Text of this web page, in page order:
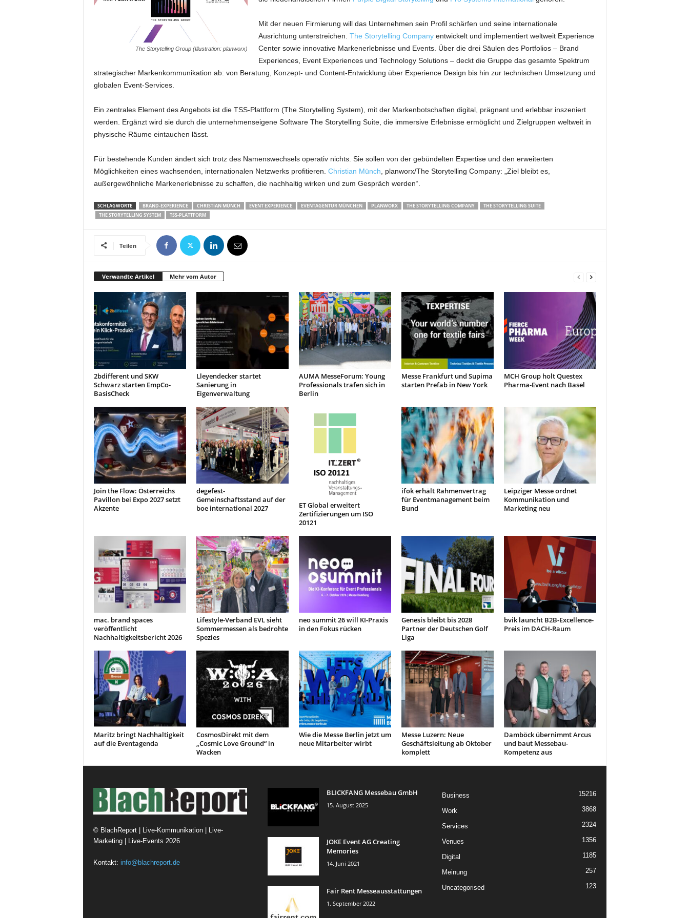
The Storytelling Group (Illustration: planworx)
Mit der neuen Firmierung will das Unternehmen sein Profil schärfen und seine internationale
Ausrichtung unterstreichen. The Storytelling Companyentwickelt und implementiert weltweit Experience
Center sowie innovative Markenerlebnisse und Events. Über die drei Säulen des Portfolios – Brand
Experiences, Event Experiences und Technology Solutions – deckt die Gruppe das gesamte Spektrum
strategischer Markenkommunikation ab: von Beratung, Konzept- und Content-Entwicklung über Experience Design bis hin zur technischen Umsetzung und
globalen Event-Services.
Ein zentrales Element des Angebots ist die TSS-Plattform (The Storytelling System), mit der Markenbotschaften digital, prägnant und erlebbar inszeniert
werden. Ergänzt wird sie durch die unternehmenseigene Software The Storytelling Suite, die immersive Erlebnisse ermöglicht und Zielgruppen weltweit in
physische Räume eintauchen lässt.
Für bestehende Kunden ändert sich trotz des Namenswechsels operativ nichts. Sie sollen von der gebündelten Expertise und den erweiterten
Möglichkeiten eines wachsenden, internationalen Netzwerks profitieren. Christian Münch , planworx/The Storytelling Company: „Ziel bleibt es,
außergewöhnliche Markenerlebnisse zu schaffen, die nachhaltig wirken und zum Gespräch werden“.
SCHLAGWORTE BRAND-EXPERIENCE CHRISTIAN MÜNCH EVENT EXPERIENCE EVENTAGENTUR MÜNCHEN PLANWORX THE STORYTELLING COMPANY
THE STORYTELLING SUITE
THE STORYTELLING SYSTEM
TSS-PLATTFORM
Teilen
Verwandte Artikel Mehr vom Autor
2bdifferent und SKW
Schwarz starten EmpCo-
BasisCheck
Lleyendecker startet
Sanierung in
Eigenverwaltung
AUMA MesseForum: Young
Professionals trafen sich in
Berlin
Messe Frankfurt und Supima
starten Prefab in New York
MCH Group holt Questex
Pharma-Event nach Basel
Join the Flow: Österreichs
Pavillon bei Expo 2027 setzt
Akzente
degefest-
Gemeinschaftsstand auf der
boe international 2027
ET Global erweitert
Zertifizierungen um ISO
20121
ifok erhält Rahmenvertrag
für Eventmanagement beim
Bund
Leipziger Messe ordnet
Kommunikation und
Marketing neu
mac. brand spaces
veröffentlicht
Nachhaltigkeitsbericht 2026
Lifestyle-Verband EVL sieht
Sommermessen als bedrohte
Spezies
neo summit 26 will KI-Praxis
in den Fokus rücken
Genesis bleibt bis 2028
Partner der Deutschen Golf
Liga
bvik launcht B2B-Excellence-
Preis im DACH-Raum
Maritz bringt Nachhaltigkeit
auf die Eventagenda
CosmosDirekt mit dem
„Cosmic Love Ground“ in
Wacken
Wie die Messe Berlin jetzt um
neue Mitarbeiter wirbt
Messe Luzern: Neue
Geschäftsleitung ab Oktober
komplett
Damböck übernimmt Arcus
und baut Messebau-
Kompetenz aus
© BlachReport | Live-Kommunikation | Live-
Marketing | Live-Events 2026
Kontakt: info@blachreport.de
BLICKFANG Messebau GmbH
15. August 2025
JOKE Event AG Creating
Memories
14. Juni 2021
Fair Rent Messeausstattungen
1. September 2022
Business 15216
Work 3868
Services 2324
Venues 1356
Digital 1185
Meinung 257
Uncategorised 123